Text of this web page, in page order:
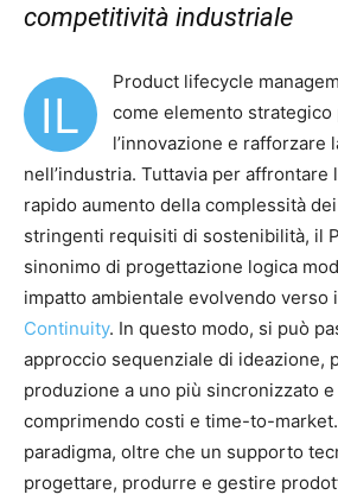
competitività industriale
IL
Product lifecycle
come elemento strategico
l’innovazione e rafforzare
nell’industria. Tuttavia per affrontare
rapido aumento della complessità
stringenti requisiti di sostenibilità, il
sinonimo di progettazione logica
impatto ambientale evolvendo verso
Continuity. In questo modo, si può
approccio sequenziale di ideazione,
produzione a uno più sincronizzato
comprimendo costi e time-to-
paradigma, oltre che un supporto
progettare, produrre e gestire